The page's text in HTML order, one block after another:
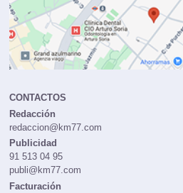
CONTACTOS
Redacción
redaccion@km77.com
Publicidad
91 513 04 95
publi@km77.com
Facturación